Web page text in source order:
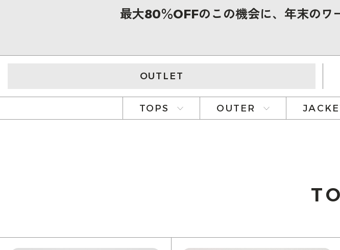
最大80％OFFのこの機会に、年末のワ
OUTLET
TOPS OUTER